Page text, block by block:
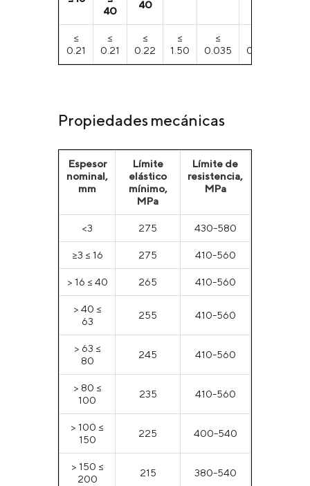
40
40
≤
0.21
≤
0.21
≤
0.22
≤
1.50
≤
0.035
0.035
Propiedades mecánicas
Espesor
nominal,
mm
Límite
elástico
mínimo,
MPa
Límite de
resistencia,
MPa
<3 275 430-580
≥3 ≤ 16 275 410-560
> 16 ≤ 40 265 410-560
> 40 ≤
63
255 410-560
> 63 ≤
80
245 410-560
> 80 ≤
100
235 410-560
> 100 ≤
150
225 400-540
> 150 ≤
200
215 380-540